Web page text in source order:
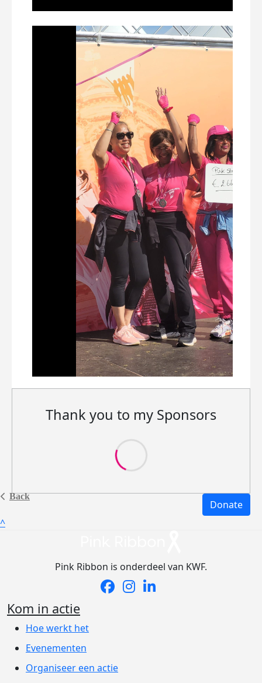
Back
Thank you to my Sponsors
Donate
^
Pink Ribbon is onderdeel van KWF.
Kom in actie
Hoe werkt het
Evenementen
Organiseer een actie